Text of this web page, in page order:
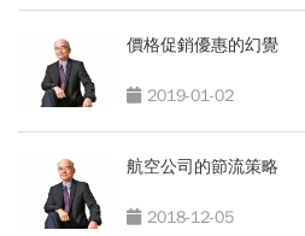
價格促銷優惠的幻覺
2019-01-02
航空公司的節流策略
2018-12-05